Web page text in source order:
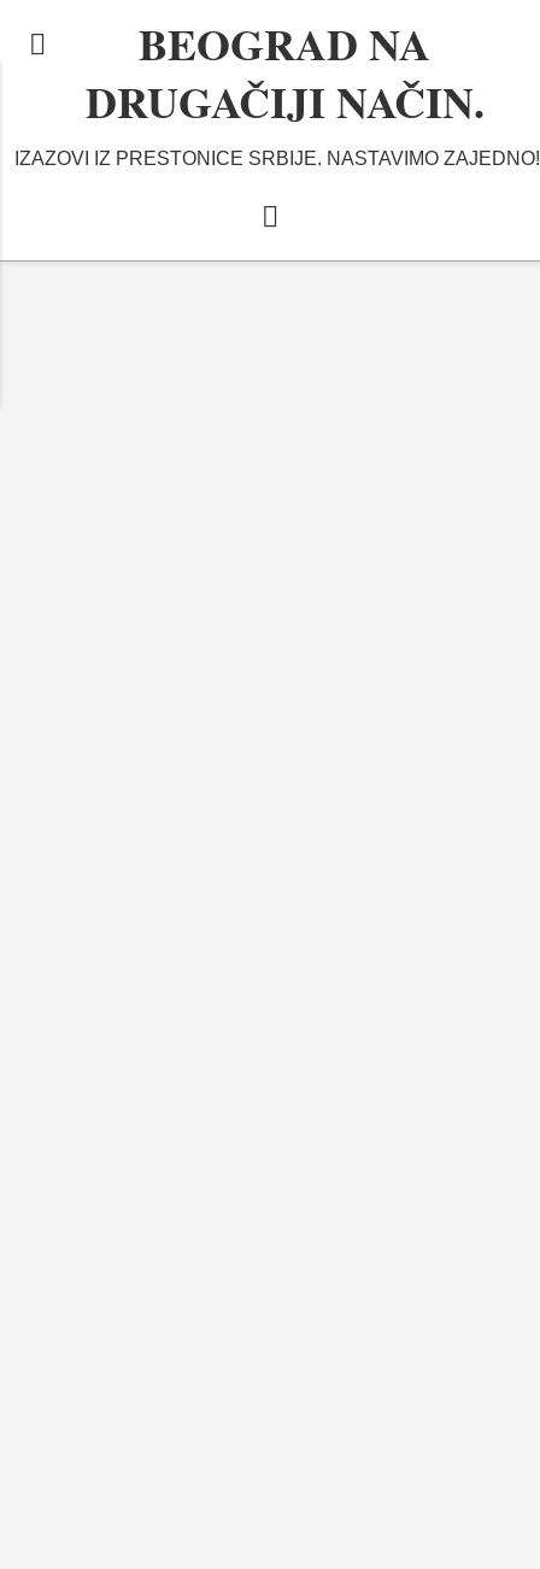
BEOGRAD NA
DRUGAČIJI NAČIN.
IZAZOVI IZ PRESTONICE SRBIJE. NASTAVIMO ZAJEDNO!